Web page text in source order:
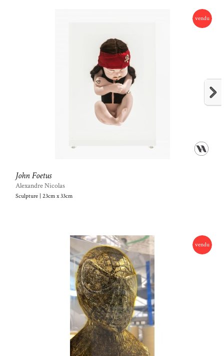
vendu
John Foetus
Alexandre Nicolas
Sculpture | 23cm x 33cm
vendu